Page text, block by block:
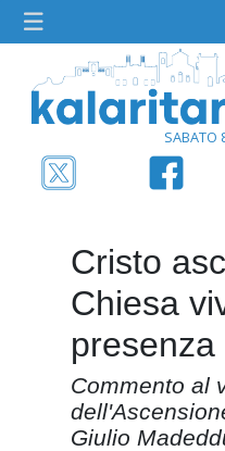
SABATO
Cristo
Chiesa
presenza
Commento al
Giulio